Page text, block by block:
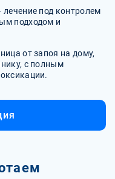
под контролем
подходом и
от запоя на дому,
с полным